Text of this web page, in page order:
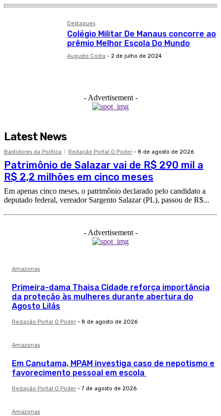
Destaques
Colégio Militar De Manaus concorre ao
prêmio Melhor Escola Do Mundo
Augusto Costa - 2 de julho de 2024
- Advertisement -
Latest News
Bastidores da Política Redação Portal O Poder - 8 de agosto de 2026
Patrimônio de Salazar vai de R$ 290 mil a
R$ 2,2 milhões em cinco meses
Em apenas cinco meses, o patrimônio declarado pelo candidato a
deputado federal, vereador Sargento Salazar (PL), passou de R$...
- Advertisement -
Amazonas
Primeira-dama Thaisa Cidade reforça importância
da proteção às mulheres durante abertura do
Agosto Lilás
Redação Portal O Poder - 8 de agosto de 2026
Amazonas
Em Canutama, MPAM investiga caso de nepotismo e
favorecimento pessoal em escola
Redação Portal O Poder - 7 de agosto de 2026
Amazonas